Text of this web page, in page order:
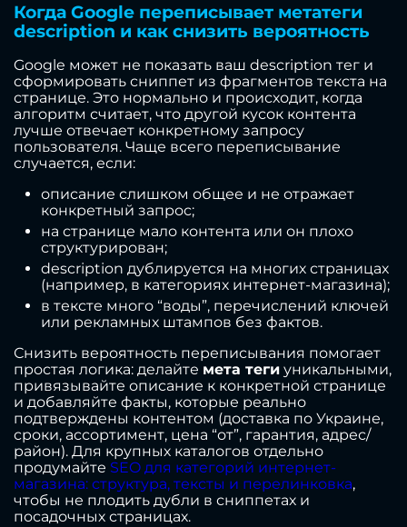
Когда Google переписывает метатеги
description и как снизить вероятность
Google может не показать ваш description тег и
сформировать сниппет из фрагментов текста на
странице. Это нормально и происходит, когда
алгоритм считает, что другой кусок контента
лучше отвечает конкретному запросу
пользователя. Чаще всего переписывание
случается, если:
описание слишком общее и не отражает
конкретный запрос;
на странице мало контента или он плохо
структурирован;
description дублируется на многих страницах
(например, в категориях интернет-магазина);
в тексте много “воды”, перечислений ключей
или рекламных штампов без фактов.
Снизить вероятность переписывания помогает
простая логика: делайте мета теги уникальными,
привязывайте описание к конкретной странице
и добавляйте факты, которые реально
подтверждены контентом (доставка по Украине,
сроки, ассортимент, цена “от”, гарантия, адрес/
район). Для крупных каталогов отдельно
продумайте SEO для категорий интернет-
магазина: структура, тексты и перелинковка,
чтобы не плодить дубли в сниппетах и
посадочных страницах.